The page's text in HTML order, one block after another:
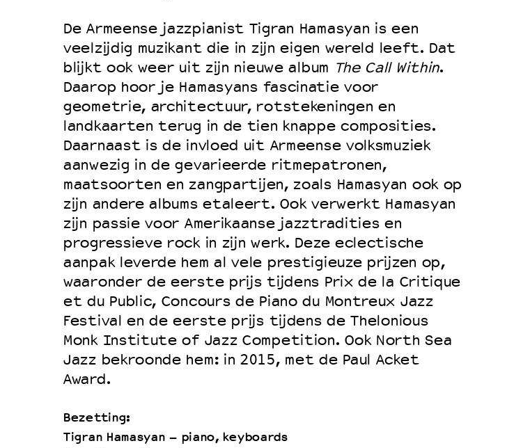
De Armeense jazzpianist Tigran Hamasyan is een
veelzijdig muzikant die in zijn eigen wereld leeft. Dat
blijkt ook weer uit zijn nieuwe album The Call Within.
Daarop hoor je Hamasyans fascinatie voor
geometrie, architectuur, rotstekeningen en
landkaarten terug in de tien knappe composities.
Daarnaast is de invloed uit Armeense volksmuziek
aanwezig in de gevarieerde ritmepatronen,
maatsoorten en zangpartijen, zoals Hamasyan ook op
zijn andere albums etaleert. Ook verwerkt Hamasyan
zijn passie voor Amerikaanse jazztradities en
progressieve rock in zijn werk. Deze eclectische
aanpak leverde hem al vele prestigieuze prijzen op,
waaronder de eerste prijs tijdens Prix de la Critique
et du Public, Concours de Piano du Montreux Jazz
Festival en de eerste prijs tijdens de Thelonious
Monk Institute of Jazz Competition. Ook North Sea
Jazz bekroonde hem: in 2015, met de Paul Acket
Award.
Bezetting:
Tigran Hamasyan – piano, keyboards